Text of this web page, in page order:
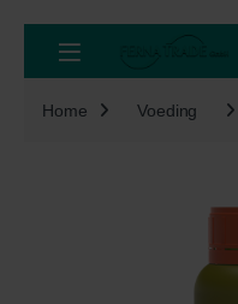
Open
Home Voeding